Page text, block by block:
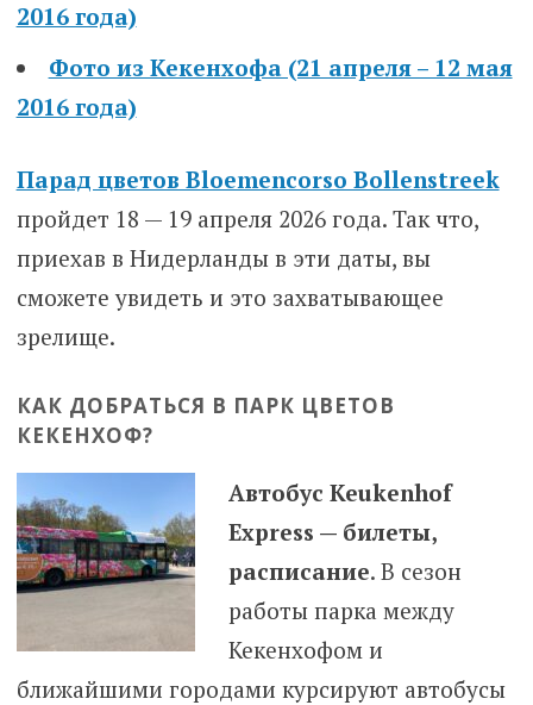
2016 года)
Фото из Кекенхофа (21 апреля – 12 мая
2016 года)
Парад цветов Bloemencorso Bollenstreek
пройдет 18 — 19 апреля 2026 года. Так что,
приехав в Нидерланды в эти даты, вы
сможете увидеть и это захватывающее
зрелище.
КАК ДОБРАТЬСЯ В ПАРК ЦВЕТОВ
КЕКЕНХОФ?
Автобус Keukenhof
Express — билеты,
расписание. В сезон
работы парка между
Кекенхофом и
ближайшими городами курсируют автобусы